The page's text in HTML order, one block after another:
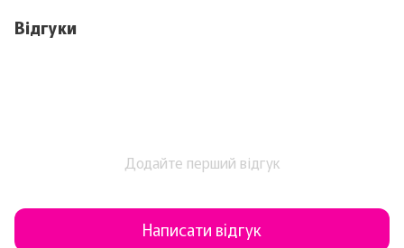
Відгуки
Додайте перший відгук
Написати відгук